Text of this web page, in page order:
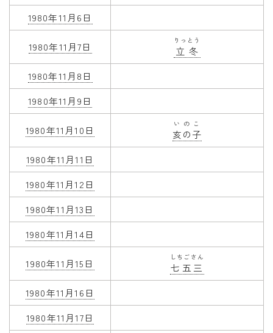
季節の工作
紋切り遊び
折り紙・切り紙
1980年11月6日
1980年11月7日 立冬
りっとう
1980年11月8日
1980年11月9日
1980年11月10日 亥の子
いのこ
1980年11月11日
1980年11月12日
1980年11月13日
1980年11月14日
1980年11月15日 七五三
しちごさん
1980年11月16日
1980年11月17日